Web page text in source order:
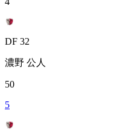
DF 32
濃野 公人
50
5